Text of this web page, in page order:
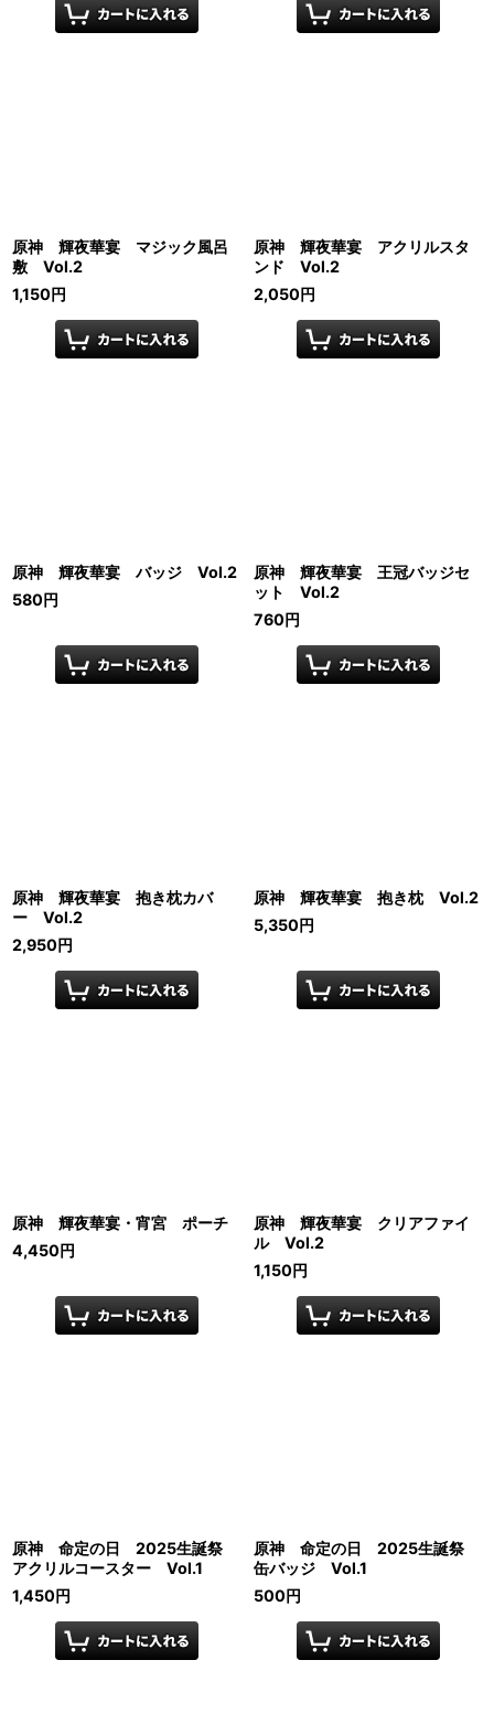
原神 輝夜華宴 マジック風呂
敷 Vol.2
1,150円
原神 輝夜華宴 アクリルスタ
ンド Vol.2
2,050円
原神 輝夜華宴 バッジ Vol.2
580円
原神 輝夜華宴 王冠バッジセ
ット Vol.2
760円
原神 輝夜華宴 抱き枕カバ
ー Vol.2
2,950円
原神 輝夜華宴 抱き枕 Vol.2
5,350円
原神 輝夜華宴・宵宮 ポーチ
4,450円
原神 輝夜華宴 クリアファイ
ル Vol.2
1,150円
原神 命定の日 2025生誕祭
アクリルコースター Vol.1
1,450円
原神 命定の日 2025生誕祭
缶バッジ Vol.1
500円